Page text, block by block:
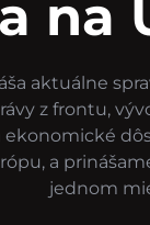
na
aktuálne
z frontu,
a
jednom